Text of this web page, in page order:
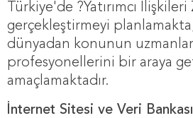
Türkiye'de ?Yatırımcı
gerçekleştirmeyi
dünyadan konunun
profesyonellerini bir araya
amaçlamaktadır.
İnternet Sitesi ve Veri